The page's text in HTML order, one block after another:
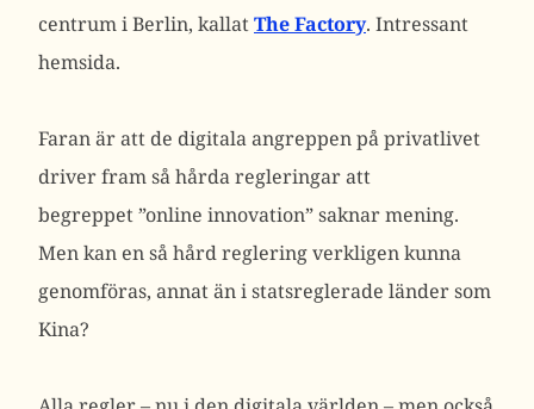
centrum i Berlin, kallatThe Factory. Intressant
hemsida.
Faran är att de digitala angreppen på privatlivet
driver fram så hårda regleringar att
begreppet ”online innovation” saknar mening.
Men kan en så hård reglering verkligen kunna
genomföras, annat än i statsreglerade länder som
Kina?